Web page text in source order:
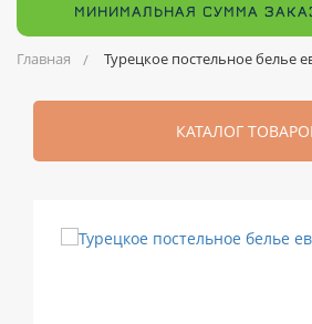
МИНИМАЛЬНАЯ СУММА
Главная Турецкое постельное белье
КАТАЛОГ